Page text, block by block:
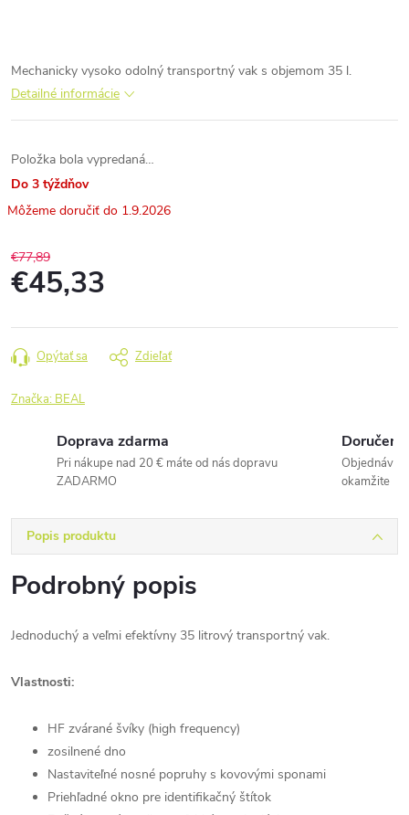
Mechanicky vysoko odolný transportný vak s objemom 35 l.
Detailné informácie
Položka bola vypredaná…
Do 3 týždňov
1.9.2026
€77,89
€45,33
cena:
Opýtať sa Zdieľať
Značka: BEAL
Doprava zdarma
Pri nákupe nad 20 € máte od nás dopravu
ZADARMO
okamžite
Popis produktu
Podrobný popis
Jednoduchý a veľmi efektívny 35 litrový transportný vak.
Vlastnosti:
HF zvárané švíky (high frequency)
zosilnené dno
Nastaviteľné nosné popruhy s kovovými sponami
Priehľadné okno pre identifikačný štítok